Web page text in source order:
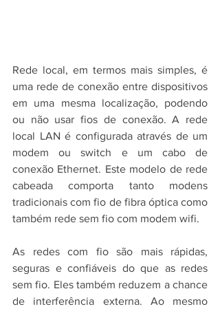
Rede local, em termos mais simples, é
uma rede de conexão entre dispositivos
em uma mesma localização, podendo
ou não usar fios de conexão. A rede
local LAN é configurada através de um
modem ou switch e um cabo de
conexão Ethernet. Este modelo de rede
cabeada comporta tanto modens
tradicionais com fio de fibra óptica como
também rede sem fio com modem wifi.
As redes com fio são mais rápidas,
seguras e confiáveis do que as redes
sem fio. Eles também reduzem a chance
de interferência externa. Ao mesmo